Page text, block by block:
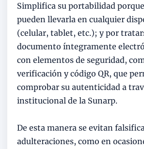
Simplifica su portabilidad
pueden llevarla en cualquier
(celular, tablet, etc.); y por
documento íntegramente
con elementos de seguridad,
verificación y código QR, que
comprobar su autenticidad a
institucional de la Sunarp.
De esta manera se evitan
adulteraciones, como en